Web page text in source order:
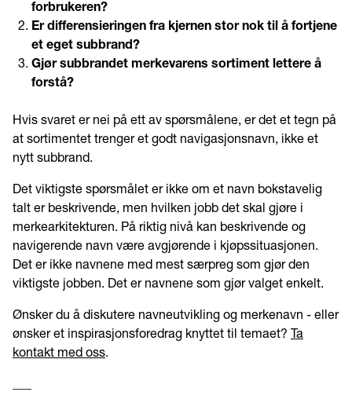
forbrukeren?
Er differensieringen fra kjernen stor nok til å fortjene
et eget subbrand?
Gjør subbrandet merkevarens sortiment lettere å
forstå?
Hvis svaret er nei på ett av spørsmålene, er det et tegn på
at sortimentet trenger et godt navigasjonsnavn, ikke et
nytt subbrand.
Det viktigste spørsmålet er ikke om et navn bokstavelig
talt er beskrivende, men hvilken jobb det skal gjøre i
merkearkitekturen. På riktig nivå kan beskrivende og
navigerende navn være avgjørende i kjøpssituasjonen.
Det er ikke navnene med mest særpreg som gjør den
viktigste jobben. Det er navnene som gjør valget enkelt.
Ønsker du å diskutere navneutvikling og merkenavn - eller
ønsker et inspirasjonsforedrag knyttet til temaet?
Ta
kontakt med oss.